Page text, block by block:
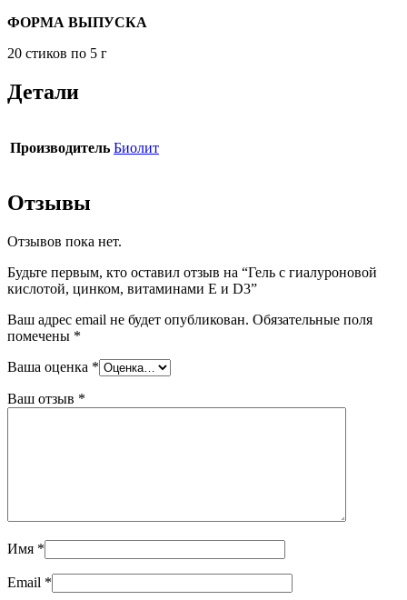
ФОРМА ВЫПУСКА
20 стиков по 5 г
Детали
Производитель Биолит
Отзывы
Отзывов пока нет.
Будьте первым, кто оставил отзыв на “Гель с гиалуроновой
кислотой, цинком, витаминами Е и D3”
Ваш адрес email не будет опубликован. Обязательные поля
помечены *
Ваша оценка *
Ваш отзыв *
Имя *
Email *